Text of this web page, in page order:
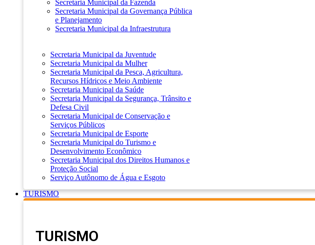
Secretaria Municipal da Fazenda
Secretaria Municipal da Governança Pública
e Planejamento
Secretaria Municipal da Infraestrutura
Secretaria Municipal da Juventude
Secretaria Municipal da Mulher
Secretaria Municipal da Pesca, Agricultura,
Recursos Hídricos e Meio Ambiente
Secretaria Municipal da Saúde
Secretaria Municipal da Segurança, Trânsito e
Defesa Civil
Secretaria Municipal de Conservação e
Serviços Públicos
Secretaria Municipal de Esporte
Secretaria Municipal do Turismo e
Desenvolvimento Econômico
Secretaria Municipal dos Direitos Humanos e
Proteção Social
Serviço Autônomo de Água e Esgoto
TURISMO
TURISMO